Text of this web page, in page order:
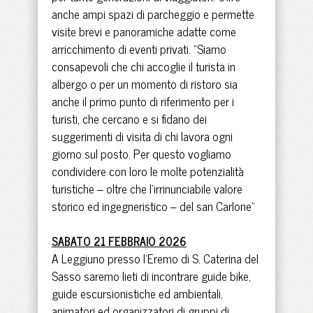
anche ampi spazi di parcheggio e permette
visite brevi e panoramiche adatte come
arricchimento di eventi privati. “Siamo
consapevoli che chi accoglie il turista in
albergo o per un momento di ristoro sia
anche il primo punto di riferimento per i
turisti, che cercano e si fidano dei
suggerimenti di visita di chi lavora ogni
giorno sul posto. Per questo vogliamo
condividere con loro le molte potenzialità
turistiche – oltre che l’irrinunciabile valore
storico ed ingegneristico – del san Carlone”
SABATO 21 FEBBRAIO 2026
A Leggiuno presso l’Eremo di S. Caterina del
Sasso saremo lieti di incontrare guide bike,
guide escursionistiche ed ambientali,